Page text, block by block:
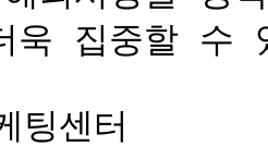
욱 집중할 수
센터